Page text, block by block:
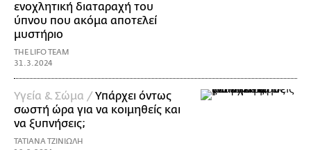
ενοχλητική διαταραχή του
ύπνου που ακόμα αποτελεί
μυστήριο
THE LIFO TEAM
31.3.2024
Υγεία & Σώμα /Υπάρχει όντως
σωστή ώρα για να κοιμηθείς και
να ξυπνήσεις;
ΤΑΤΙΑΝΑ ΤΖΙΝΙΩΛΗ